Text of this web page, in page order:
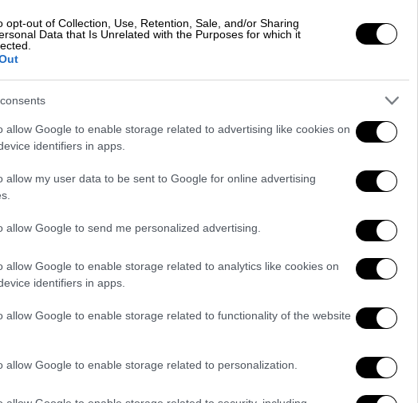
opt-out of Collection, Use, Retention, Sale, and/or Sharing
Data that Is Unrelated with the Purposes for which it
allow Google to enable storage related to advertising like cookies on
identifiers in apps.
allow my user data to be sent to Google for online advertising
allow Google to send me personalized advertising.
allow Google to enable storage related to analytics like cookies on
identifiers in apps.
allow Google to enable storage related to functionality of the website
allow Google to enable storage related to personalization.
Εισήχθη στο νοσοκομείο ο Αλέν
Ντελόν
αρρυθμία
H ΠΑΕ Αρης αποκαλύπτει ένα
προσεχώς»
Βικελίδης είναι το μεγάλο πρότζεκτ